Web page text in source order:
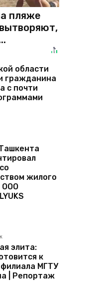
пляже
области
гражданина
с почти
жилого
ООО
элита:
к
МГТУ
| Репортаж